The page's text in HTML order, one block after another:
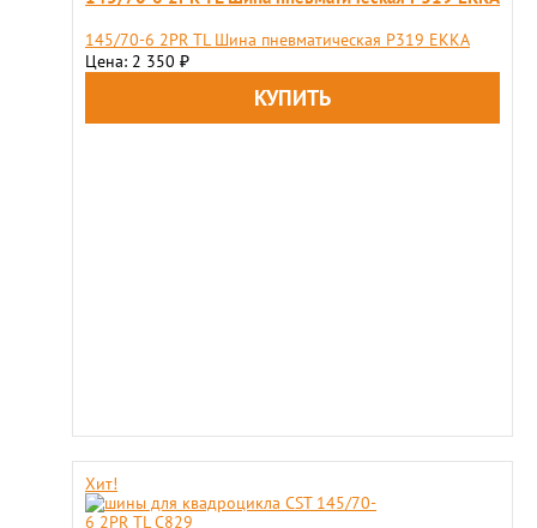
145/70-6 2PR TL Шина пневматическая P319 EKKA
Цена: 2 350 ₽
Хит!